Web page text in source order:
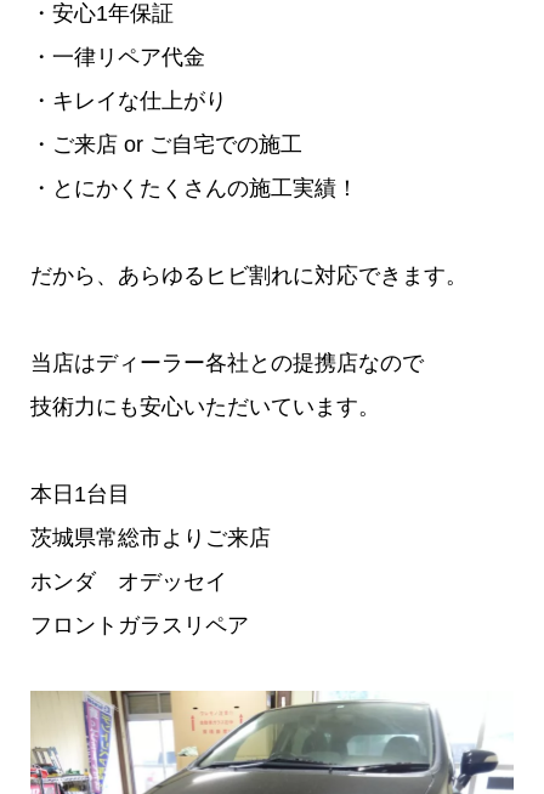
・安心1年保証
・一律リペア代金
・キレイな仕上がり
・ご来店 or ご自宅での施工
・とにかくたくさんの施工実績！
だから、あらゆるヒビ割れに対応できます。
当店はディーラー各社との提携店なので
技術力にも安心いただいています。
本日1台目
茨城県常総市よりご来店
ホンダ オデッセイ
フロントガラスリペア